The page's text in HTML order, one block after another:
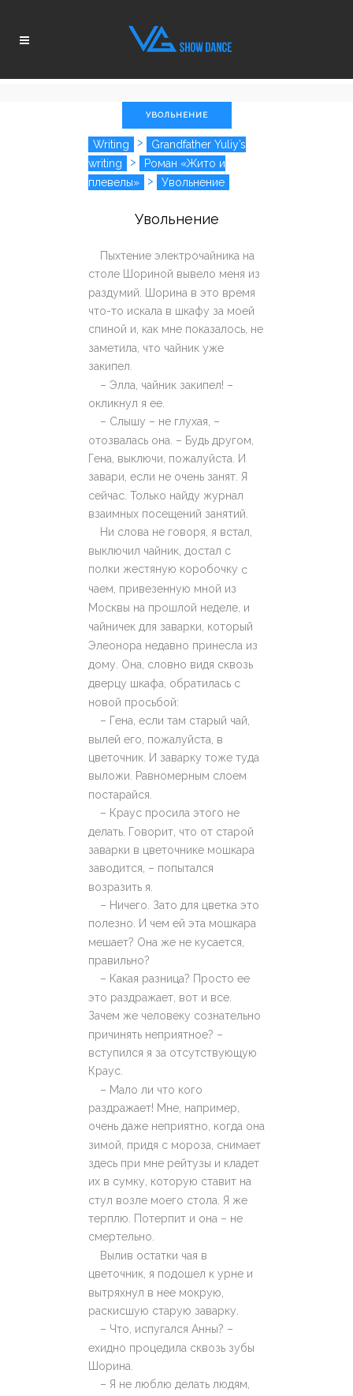
УВОЛЬНЕНИЕ
Writing >
Grandfather Yuliy’s
writing
>
Роман «Жито и
плевелы»
> Увольнение
Увольнение
Пыхтение электрочайника на
столе Шориной вывело меня из
раздумий. Шорина в это время
что-то искала в шкафу за моей
спиной и, как мне показалось, не
заметила, что чайник уже
закипел.
– Элла, чайник закипел! –
окликнул я ее.
– Слышу – не глухая, –
отозвалась она. – Будь другом,
Гена, выключи, пожалуйста. И
завари, если не очень занят. Я
сейчас. Только найду журнал
взаимных посещений занятий.
Ни слова не говоря, я встал,
выключил чайник, достал с
полки жестяную коробочку c
чаем, привезенную мной из
Москвы на прошлой неделе, и
чайничек для заварки, который
Элеонора недавно принесла из
дому. Она, словно видя сквозь
дверцу шкафа, обратилась с
новой просьбой:
– Гена, если там старый чай,
вылей его, пожалуйста, в
цветочник. И заварку тоже туда
выложи. Равномерным слоем
постарайся.
– Краус просила этого не
делать. Говорит, что от старой
заварки в цветочнике мошкара
заводится, – попытался
возразить я.
– Ничего. Зато для цветка это
полезно. И чем ей эта мошкара
мешает? Она же не кусается,
правильно?
– Какая разница? Просто ее
это раздражает, вот и все.
Зачем же человеку сознательно
причинять неприятное? –
вступился я за отсутствующую
Краус.
– Мало ли что кого
раздражает! Мне, например,
очень даже неприятно, когда она
зимой, придя с мороза, снимает
здесь при мне рейтузы и кладет
их в сумку, которую ставит на
стул возле моего стола. Я же
терплю. Потерпит и она – не
смертельно.
Вылив остатки чая в
цветочник, я подошел к урне и
вытряхнул в нее мокрую,
раскисшую старую заварку.
– Что, испугался Анны? –
ехидно процедила сквозь зубы
Шорина.
– Я не люблю делать людям,